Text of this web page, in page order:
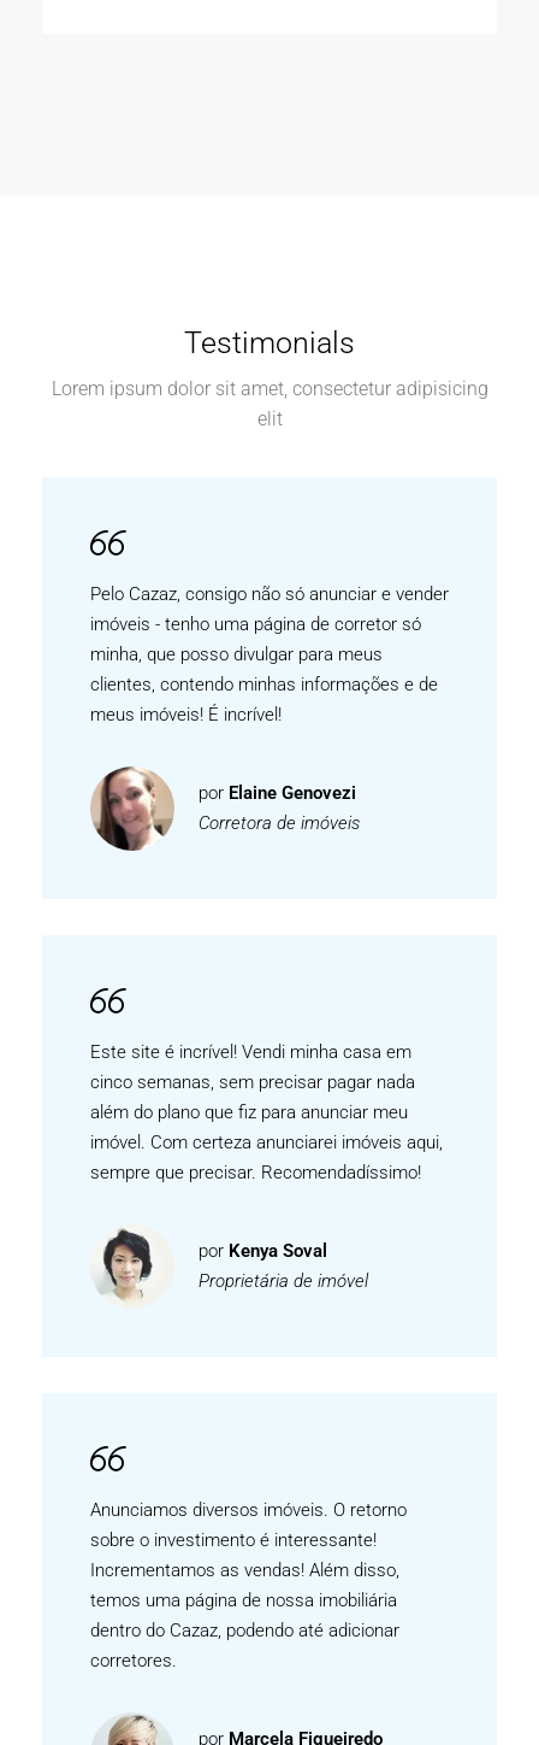
Testimonials
Lorem ipsum dolor sit amet, consectetur adipisicing
elit
Pelo Cazaz, consigo não só anunciar e vender
imóveis - tenho uma página de corretor só
minha, que posso divulgar para meus
clientes, contendo minhas informações e de
meus imóveis! É incrível!
por Elaine Genovezi
Corretora de imóveis
Este site é incrível! Vendi minha casa em
cinco semanas, sem precisar pagar nada
além do plano que fiz para anunciar meu
imóvel. Com certeza anunciarei imóveis aqui,
sempre que precisar. Recomendadíssimo!
por Kenya Soval
Proprietária de imóvel
Anunciamos diversos imóveis. O retorno
sobre o investimento é interessante!
Incrementamos as vendas! Além disso,
temos uma página de nossa imobiliária
dentro do Cazaz, podendo até adicionar
corretores.
por Marcela Figueiredo
Email